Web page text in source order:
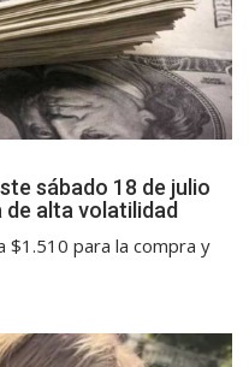
sábado 18 de julio
alta volatilidad
$1.510 para la compra y